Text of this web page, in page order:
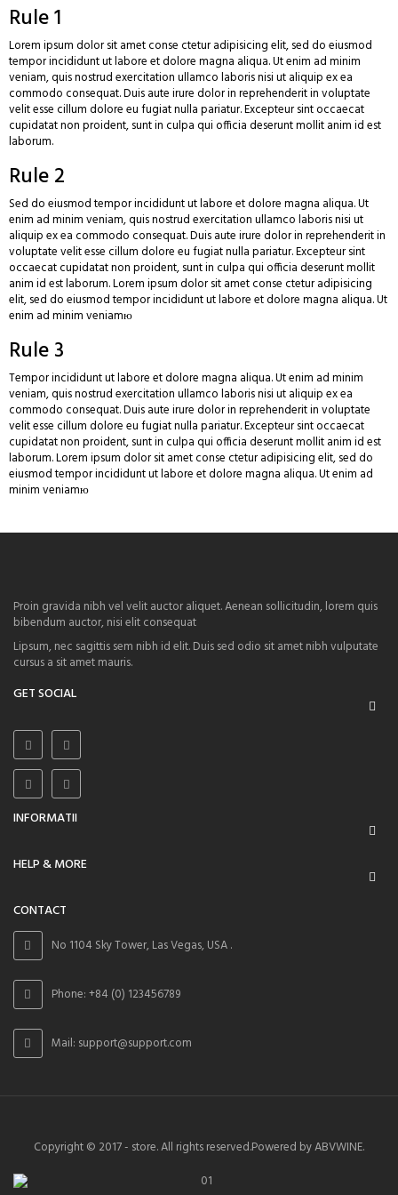
Rule 1
Lorem ipsum dolor sit amet conse ctetur adipisicing elit, sed do eiusmod
tempor incididunt ut labore et dolore magna aliqua. Ut enim ad minim
veniam, quis nostrud exercitation ullamco laboris nisi ut aliquip ex ea
commodo consequat. Duis aute irure dolor in reprehenderit in voluptate
velit esse cillum dolore eu fugiat nulla pariatur. Excepteur sint occaecat
cupidatat non proident, sunt in culpa qui officia deserunt mollit anim id est
laborum.
Rule 2
Sed do eiusmod tempor incididunt ut labore et dolore magna aliqua. Ut
enim ad minim veniam, quis nostrud exercitation ullamco laboris nisi ut
aliquip ex ea commodo consequat. Duis aute irure dolor in reprehenderit in
voluptate velit esse cillum dolore eu fugiat nulla pariatur. Excepteur sint
occaecat cupidatat non proident, sunt in culpa qui officia deserunt mollit
anim id est laborum. Lorem ipsum dolor sit amet conse ctetur adipisicing
elit, sed do eiusmod tempor incididunt ut labore et dolore magna aliqua. Ut
enim ad minim veniamю
Rule 3
Tempor incididunt ut labore et dolore magna aliqua. Ut enim ad minim
veniam, quis nostrud exercitation ullamco laboris nisi ut aliquip ex ea
commodo consequat. Duis aute irure dolor in reprehenderit in voluptate
velit esse cillum dolore eu fugiat nulla pariatur. Excepteur sint occaecat
cupidatat non proident, sunt in culpa qui officia deserunt mollit anim id est
laborum. Lorem ipsum dolor sit amet conse ctetur adipisicing elit, sed do
eiusmod tempor incididunt ut labore et dolore magna aliqua. Ut enim ad
minim veniamю
Proin gravida nibh vel velit auctor aliquet. Aenean sollicitudin, lorem quis
bibendum auctor, nisi elit consequat
Lipsum, nec sagittis sem nibh id elit. Duis sed odio sit amet nibh vulputate
cursus a sit amet mauris.
GET SOCIAL
INFORMATII
HELP & MORE
CONTACT
No 1104 Sky Tower, Las Vegas, USA .
Phone: +84 (0) 123456789
Mail: support@support.com
Copyright © 2017 - store. All rights reserved.Powered by ABVWINE.
WHITE WINES
CHARDONNAY
ROSÉ WINE
FORTIFIED WINE
ABOUT US